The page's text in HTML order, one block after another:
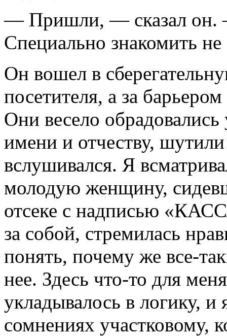
— Пришли, — сказал он.
Специально знакомить
Он вошел в
посетителя, а за
Они весело обрадовались
имени и отчеству,
вслушивался. Я
молодую женщину,
отсеке с надписью
за собой, стремилась
понять, почему же все-
нее. Здесь что-то для
укладывалось в логику, и
сомнениях участковому,